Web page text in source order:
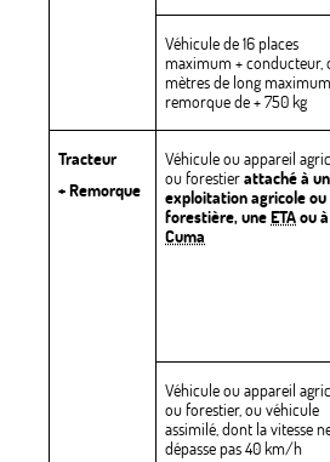
Véhicule de 16 places
maximum + conducteur,
mètres de long
remorque de + 750 kg
Tracteur
+ Remorque
Véhicule ou appareil
ou forestierattaché à
exploitation agricole ou
forestière, uneETAou
Cuma
Véhicule ou appareil
ou forestier, ou véhicule
assimilé, dont la vitesse
dépasse pas 40 km/h